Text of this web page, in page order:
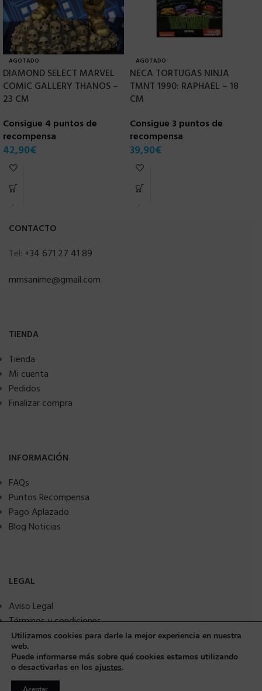
AGOTADO
DIAMOND SELECT MARVEL
COMIC GALLERY THANOS –
23 CM
Consigue 4 puntos de
recompensa
42,90€
AGOTADO
NECA TORTUGAS NINJA
TMNT 1990: RAPHAEL – 18
CM
Consigue 3 puntos de
recompensa
39,90€
CONTACTO
Tel: +34 671 27 41 89
mmsanime@gmail.com
TIENDA
Tienda
Mi cuenta
Pedidos
Finalizar compra
INFORMACIÓN
FAQs
Puntos Recompensa
Pago Aplazado
Blog Noticias
LEGAL
Aviso Legal
Términos y condiciones
Política de privacidad
Política de Cookies
Seguridad y protección a compradores
Utilizamos cookies para darle la mejor experiencia en nuestra
web.
Puede informarse más sobre qué cookies estamos utilizando
o desactivarlas en los ajustes.